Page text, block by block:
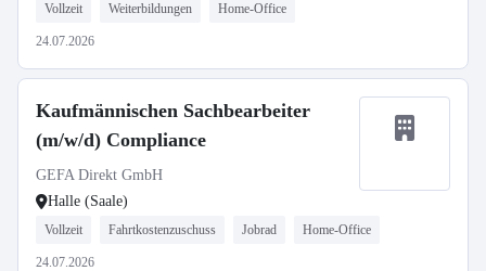
Vollzeit Weiterbildungen Home-Office
24.07.2026
Kaufmännischen Sachbearbeiter
(m/w/d) Compliance
GEFA Direkt GmbH
Halle (Saale)
Vollzeit Fahrtkostenzuschuss Jobrad Home-Office
24.07.2026